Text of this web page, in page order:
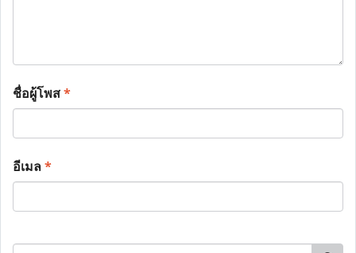
ชื่อผู้โพส*
อีเมล*